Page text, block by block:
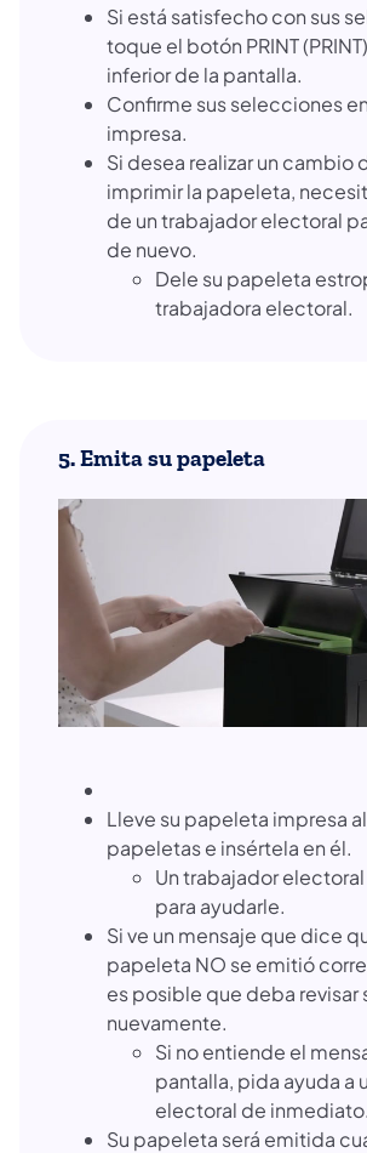
Si está satisfecho con sus
toque el botón PRINT
inferior de la pantalla.
Confirme sus selecciones
impresa.
Si desea realizar un cambio
imprimir la papeleta,
de un trabajador electoral
de nuevo.
Dele su papeleta
trabajadora electoral.
5. Emita su papeleta
Lleve su papeleta impresa
papeletas e insértela en él.
Un trabajador
para ayudarle.
Si ve un mensaje que dice
papeleta NO se emitió
es posible que deba revisar
nuevamente.
Si no entiende el
pantalla, pida ayuda a
electoral de inmediato.
Su papeleta será emitida